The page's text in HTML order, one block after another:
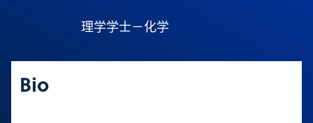
理学学士－化学
Bio